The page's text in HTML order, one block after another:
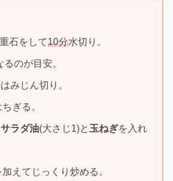
石をして10分水切り。
のが目安。
みじん切り。
ぎる。
サラダ油(大さじ1)と 玉ねぎを入れ
えてじっくり炒める。